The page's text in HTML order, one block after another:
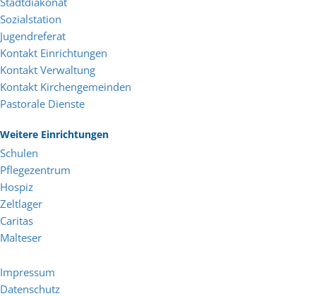
Sozialstation
Jugendreferat
Kontakt Einrichtungen
Kontakt Verwaltung
Kontakt Kirchengemeinden
Pastorale Dienste
Weitere Einrichtungen
Schulen
Pflegezentrum
Hospiz
Zeltlager
Caritas
Malteser
Impressum
Datenschutz